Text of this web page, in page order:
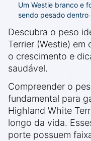
Um Westie branco e
sendo pesado dentro
Descubra o peso
Terrier (Westie)
o crescimento e
saudável.
Compreender o
fundamental para
Highland White
longo da vida.
porte possuem